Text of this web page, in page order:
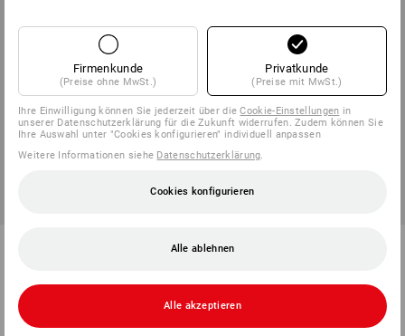
1 Farbe
ab
(m. MwSt.) ab 20 Paar
1 Variante
ab 1,90 €
Firmenkunde
(Preise ohne MwSt.)
Privatkunde
(Preise mit MwSt.)
Ihre Einwilligung können Sie jederzeit über dieCookie-Einstellungen in
unserer Datenschutzerklärung für die Zukunft widerrufen. Zudem können Sie
Ihre Auswahl unter "Cookies konfigurieren" individuell anpassen
Weitere Informationen siehe Datenschutzerklärung
Cookies konfigurieren
Alle ablehnen
Alle akzeptieren